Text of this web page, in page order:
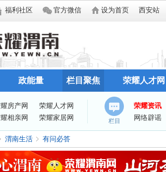
福利社区 官方微信 设为首页 西安站
政能量 栏目聚焦 荣耀人才网
房产网
荣耀人才网
相亲网
荣耀家居网 栏目
荣耀资讯
网络辟谣
谈婚论嫁
渭南生活 有问必答